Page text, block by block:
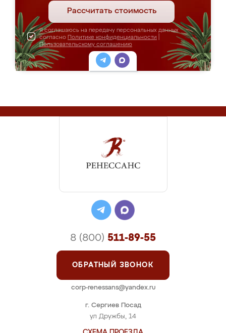
Рассчитать стоимость
Я соглашаюсь на передачу персональных данных
согласно Политике конфиденциальности
Пользовательскому соглашению
г. Сергиев Посад
ул Дружбы, 14
8 (800) 511-89-55
ОБРАТНЫЙ ЗВОНОК
corp-renessans@yandex.ru